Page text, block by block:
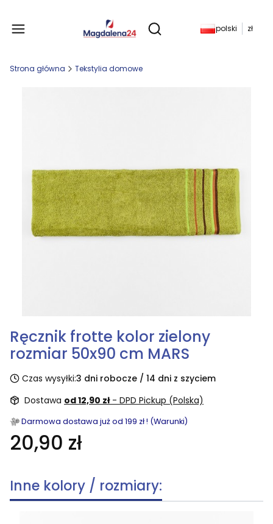
Otwórz wyszukiwarkę
Produkty w
polski zł
Strona główna Tekstylia domowe
Ręcznik frotte kolor zielony
rozmiar 50x90 cm MARS
Czas wysyłki:3 dni robocze / 14 dni z szyciem
Dostawa od 12,90 zł - DPD Pickup (Polska)
Darmowa dostawa już od 199 zł ! (Warunki)
20,90 zł
Inne kolory / rozmiary: